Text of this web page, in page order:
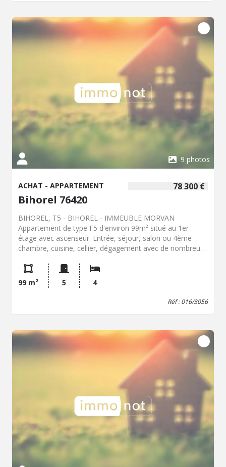
extérieur et un gagage en sous-sol viennent compléter ce
bien. Charges trimestrielles : environ 400€ Taxe foncière :
1907€ DPE : C - Classe énergie : C - Classe climat : A -
Montant estimé des dépenses annuelles d'énergie pour
un usage standard : 920 à 1300 € (base 2023) - Prix Hon.
Négo Inclus : 345 000 € dont 3,92% Hon. Négo TTC
charge acq. Prix Hors Hon. Négo :332 000 € - Réf :
016/3051 - Les informations sur les risques auxquels ce
bien est exposé sont disponibles sur le site Géorisques:
www.georisques.gouv.fr
9 photos
78 300 €
ACHAT - APPARTEMENT
Bihorel 76420
BIHOREL, T5 - BIHOREL - IMMEUBLE MORVAN
Appartement de type F5 d'environ 99m² situé au 1er
étage avec ascenseur. Entrée, séjour, salon ou 4ème
chambre, cuisine, cellier, dégagement avec de nombreux
d'eau, wc. Double vitrage PVC, chauffage collectif,
chauffe-eau gaz. Charges mensuelles : environ 215€ Taxe
foncière : 2150€ DPE : D SCP DESBRUERES-CHEVALIER-
HARDY-DUTAULT-DUDONNE-BLAISET Laëtitia HEITZ -
ISNEAUVILLE - Classe énergie : D - Classe climat : D -
Montant estimé des dépenses annuelles d'énergie pour
un usage standard : 1213 à 1641 € (base 2022) - Prix Hon.
Négo Inclus : 78 300 € dont 4,40% Hon. Négo TTC charge
acq. Prix Hors Hon. Négo :75 000 € - Réf : 016/3056 - Les
informations sur les risques auxquels ce bien est exposé
sont disponibles sur le site Géorisques:
www.georisques.gouv.fr
99 m² 5 4
Réf : 016/3056